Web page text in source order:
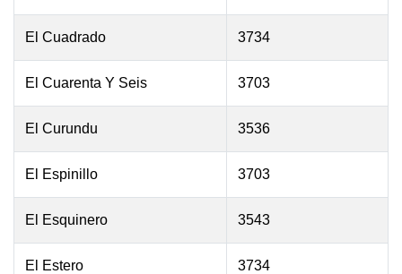
El Cuadrado 3734
El Cuarenta Y Seis 3703
El Curundu 3536
El Espinillo 3703
El Esquinero 3543
El Estero 3734